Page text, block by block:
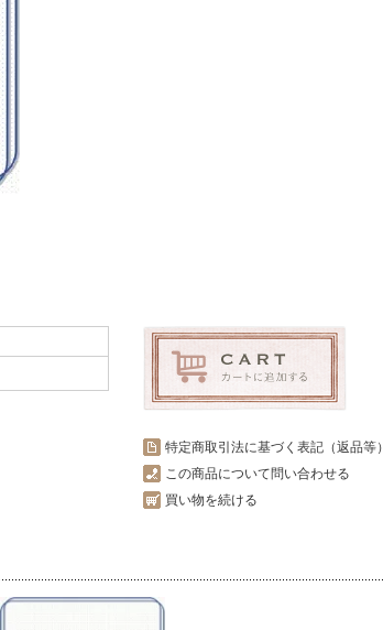
特定商取引法に基づく表記（返品等）
この商品について問い合わせる
買い物を続ける